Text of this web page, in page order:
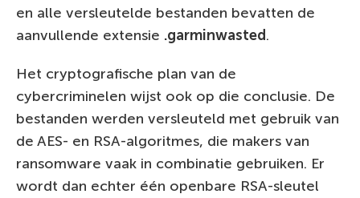
en alle versleutelde bestanden bevatten de
aanvullende extensie .garminwasted.
Het cryptografische plan van de
cybercriminelen wijst ook op die conclusie. De
bestanden werden versleuteld met gebruik van
de AES- en RSA-algoritmes, die makers van
ransomware vaak in combinatie gebruiken. Er
wordt dan echter één openbare RSA-sleutel